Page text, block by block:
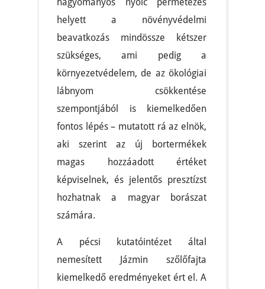
helyett a növényvédelmi
beavatkozás mindössze kétszer
szükséges, ami pedig a
környezetvédelem, de az ökológiai
lábnyom csökkentése
szempontjából is kiemelkedően
fontos lépés – mutatott rá az elnök,
aki szerint az új bortermékek
magas hozzáadott értéket
képviselnek, és jelentős presztízst
hozhatnak a magyar borászat
számára.
A pécsi kutatóintézet által
nemesített Jázmin szőlőfajta
kiemelkedő eredményeket ért el. A